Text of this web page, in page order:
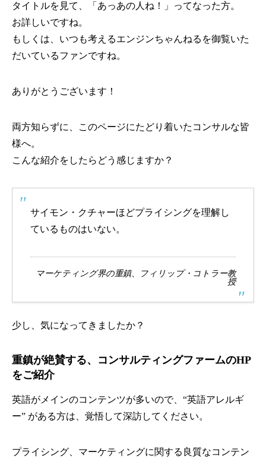
タイトルを見て、「あっあの人ね！」ってなった方。
お詳しいですね。
もしくは、いつも考えるエンジンちゃんねるを御覧いた
だいているファンですね。
ありがとうございます！
両方知らずに、このページにたどり着いたコンサルな皆
様へ。
こんな紹介をしたらどう感じますか？
サイモン・クチャーほどプライシングを理解し
ているものはいない。
マーケティング界の重鎮、フィリップ・コトラー教
授
少し、気になってきましたか？
重鎮が絶賛する、コンサルティングファームのHP
をご紹介
英語がメインのコンテンツが多いので、“英語アレルギ
ー” がある方は、覚悟して深訪してください。
プライシング、マーケティングに関する良質なコンテン